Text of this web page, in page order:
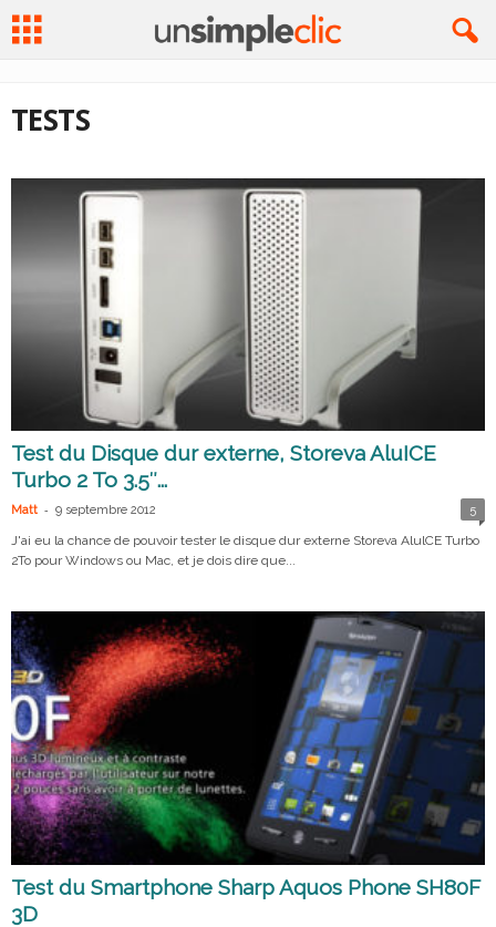
TESTS
Test du Disque dur externe, Storeva AluICE
Turbo 2 To 3.5″...
Matt - 9 septembre 2012 5
J'ai eu la chance de pouvoir tester le disque dur externe Storeva AlulCE Turbo
2To pour Windows ou Mac, et je dois dire que...
Test du Smartphone Sharp Aquos Phone SH80F
3D